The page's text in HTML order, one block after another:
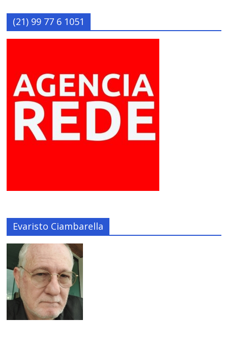
(21) 99 77 6 1051
Evaristo Ciambarella